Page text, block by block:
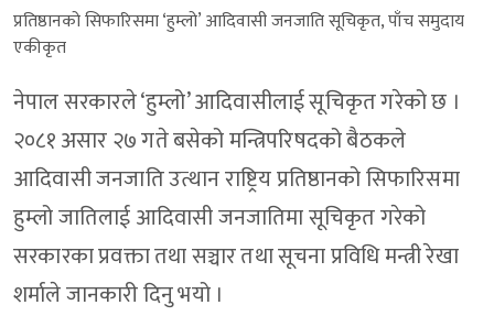
प्रतिष्ठानको सिफारिसमा ‘हुम्लो’ आदिवासी जनजाति सूचिकृत, पाँच समुदाय
एकीकृत
नेपाल सरकारले ‘हुम्लो’ आदिवासीलाई सूचिकृत गरेको छ ।
२०८१ असार २७ गते बसेको मन्त्रिपरिषदको बैठकले
आदिवासी जनजाति उत्थान राष्ट्रिय प्रतिष्ठानको सिफारिसमा
हुम्लो जातिलाई आदिवासी जनजातिमा सूचिकृत गरेको
सरकारका प्रवक्ता तथा सञ्चार तथा सूचना प्रविधि मन्त्री रेखा
शर्माले जानकारी दिनु भयो ।